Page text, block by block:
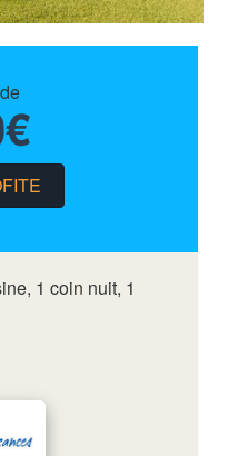
1 coin nuit, 1